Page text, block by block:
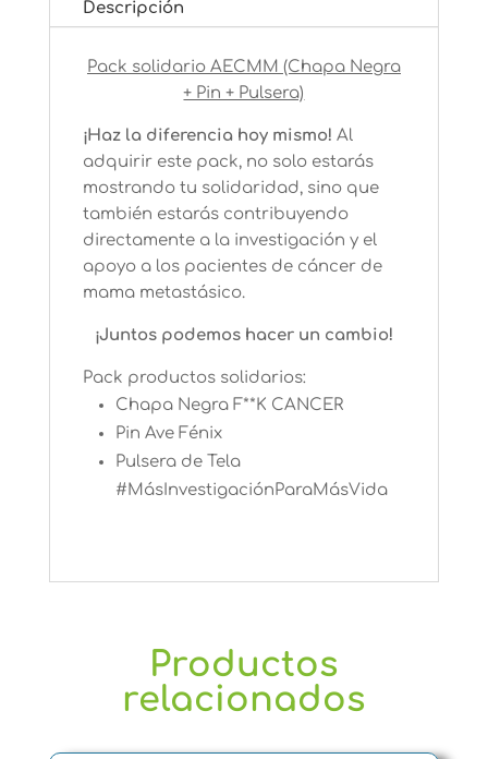
Descripción
Pack solidario AECMM (Chapa Negra
+ Pin + Pulsera)
¡Haz la diferencia hoy mismo! Al
adquirir este pack, no solo estarás
mostrando tu solidaridad, sino que
también estarás contribuyendo
directamente a la investigación y el
apoyo a los pacientes de cáncer de
mama metastásico.
¡Juntos podemos hacer un cambio!
Pack productos solidarios:
Chapa Negra F**K CANCER
Pin Ave Fénix
Pulsera de Tela
#MásInvestigaciónParaMásVida
Productos
relacionados